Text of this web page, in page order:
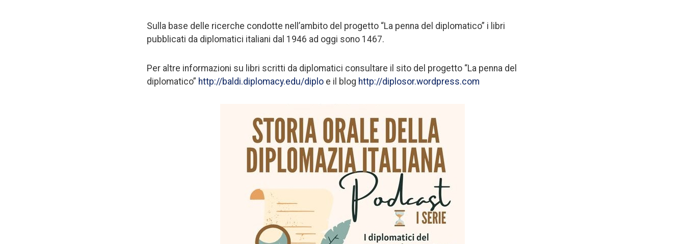
Sulla base delle ricerche condotte nell’ambito del progetto “La penna del diplomatico” i libri
pubblicati da diplomatici italiani dal 1946 ad oggi sono 1467.
Per altre informazioni su libri scritti da diplomatici consultare il sito del progetto “La penna del
diplomatico” http://baldi.diplomacy.edu/diplo e il blog http://diplosor.wordpress.com